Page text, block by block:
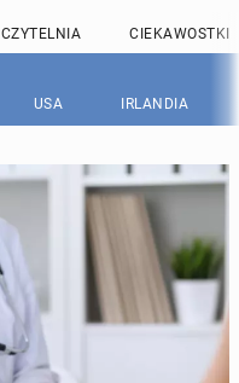
CZYTELNIA CIEKAWOSTKI
USA IRLANDIA